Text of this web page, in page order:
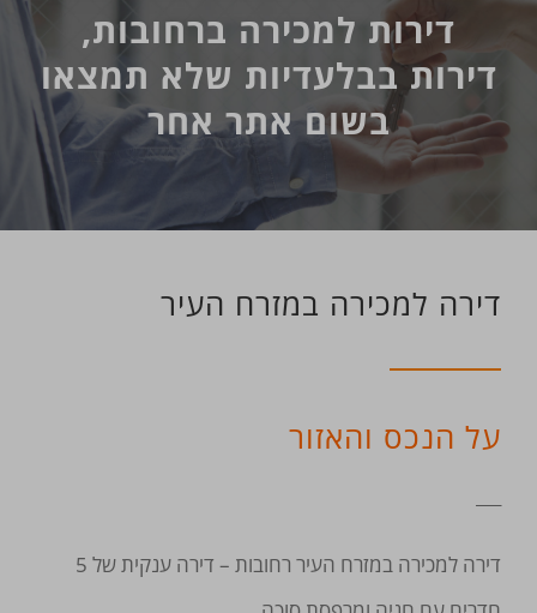
דירות למכירה ברחובות,
דירות בבלעדיות שלא תמצאו
בשום אתר אחר
דירה למכירה במזרח העיר
על הנכס והאזור
דירה למכירה במזרח העיר רחובות – דירה ענקית של 5